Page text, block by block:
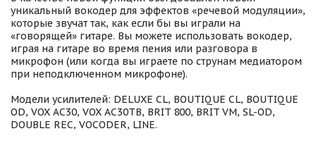
уникальный вокодер для эффектов «речевой модуляции»,
которые звучат так, как если бы вы играли на
«говорящей» гитаре. Вы можете использовать вокодер,
играя на гитаре во время пения или разговора в
микрофон (или когда вы играете по струнам медиатором
при неподключенном микрофоне).
Модели усилителей: DELUXE CL, BOUTIQUE CL, BOUTIQUE
OD, VOX AC30, VOX AC30TB, BRIT 800, BRIT VM, SL-OD,
DOUBLE REC, VOCODER, LINE.